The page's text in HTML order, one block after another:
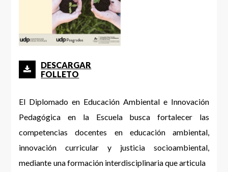
DESCARGAR
FOLLETO
El Diplomado en Educación Ambiental e Innovación
Pedagógica en la Escuela busca fortalecer las
competencias docentes en educación ambiental,
innovación curricular y justicia socioambiental,
mediante una formación interdisciplinaria que articula